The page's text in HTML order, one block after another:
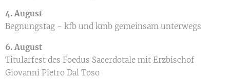
4. August
Begnungstag - kfb und kmb gemeinsam unterwegs
6. August
Titularfest des Foedus Sacerdotale mit Erzbischof
Giovanni Pietro Dal Toso